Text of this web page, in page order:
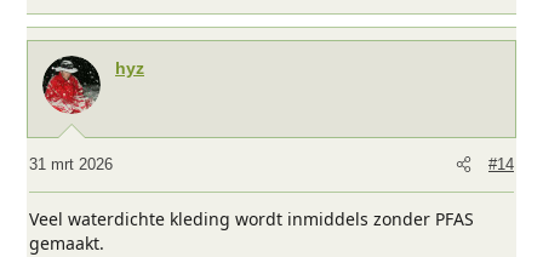
hyz
31 mrt 2026 #14
Veel waterdichte kleding wordt inmiddels zonder PFAS
gemaakt.